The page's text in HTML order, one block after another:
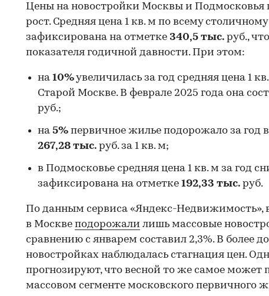
Цены на новостройки Москвы и Подмосковья
рост. Средняя цена 1 кв. м по всему
зафиксирована на отметке 340,5 тыс. руб.,
показателя годичной давности. При этом:
на 10%увеличилась за год средняя цена 1
Старой Москве. В феврале 2025 года она
руб.;
на 5% первичное жилье подорожало за год
267,28 тыс. руб. за 1 кв. м;
в Подмосковье средняя цена 1 кв. м за год
зафиксирована на отметке 192,33 тыс. руб.
По данным сервиса «Яндекс-Недвижимость»,
в Москве подорожали лишь массовые
сравнению с январем составил 2,3%. В более
новостройках наблюдалась стагнация цен.
прогнозируют, что весной то же самое может
массовом сегменте московского первичного